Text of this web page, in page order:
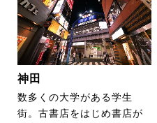
神田
数多くの大学がある学生
街。古書店をはじめ書店が